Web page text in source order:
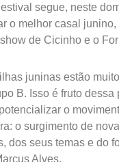
segue, neste
o melhor casal
de Cicinho e o
juninas estão
B. Isso é fruto
o
o surgimento de
dos seus temas e do
Alves.